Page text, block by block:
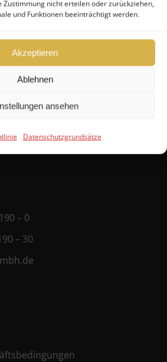
Zustimmung nicht erteilen oder zurückziehen,
und Funktionen beeinträchtigt werden.
Akzeptieren
Ablehnen
ansehen
Datenschutzgrundsätze
GmbH
– 0
– 30